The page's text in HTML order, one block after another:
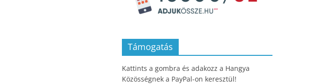
Támogatás
Kattints a gombra és adakozz a Hangya
Közösségnek a PayPal-on keresztül!